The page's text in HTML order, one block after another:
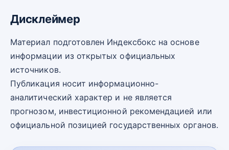
Дисклеймер
Материал подготовлен Индексбокс на основе
информации из открытых официальных
источников.
Публикация носит информационно-
аналитический характер и не является
прогнозом, инвестиционной рекомендацией или
официальной позицией государственных органов.